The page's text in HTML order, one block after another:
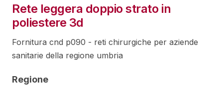
Rete leggera doppio strato in
poliestere 3d
Fornitura cnd p090 - reti chirurgiche per aziende
sanitarie della regione umbria
Regione